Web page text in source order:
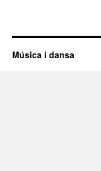
Música i dansa